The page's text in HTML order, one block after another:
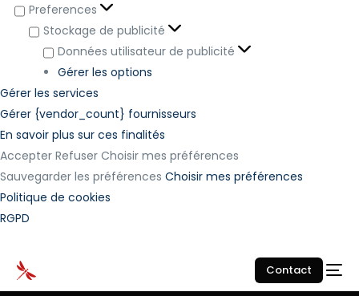
Preferences
Stockage de publicité
Données utilisateur de publicité
Gérer les options
Gérer les services
Gérer {vendor_count} fournisseurs
En savoir plus sur ces finalités
Accepter Refuser Choisir mes préférences
Sauvegarder les préférences Choisir mes préférences
Politique de cookies
RGPD
Contact